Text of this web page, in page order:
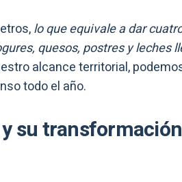
lo que equivale a dar
quesos, postres y leches
alcance territorial,
todo el año.
su